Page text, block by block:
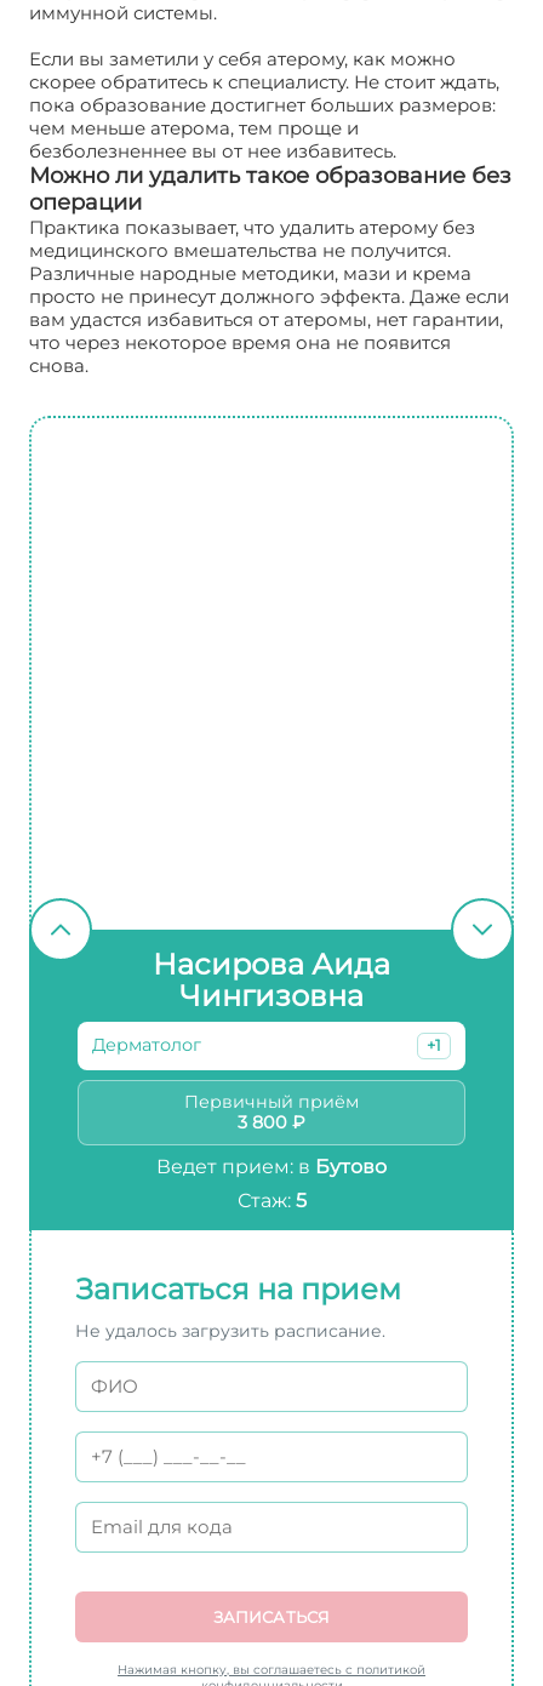
иммунной системы.
Если вы заметили у себя атерому, как можно
скорее обратитесь к специалисту. Не стоит ждать,
пока образование достигнет больших размеров:
чем меньше атерома, тем проще и
безболезненнее вы от нее избавитесь.
Можно ли удалить такое образование без
операции
Практика показывает, что удалить атерому без
медицинского вмешательства не получится.
Различные народные методики, мази и крема
просто не принесут должного эффекта. Даже если
вам удастся избавиться от атеромы, нет гарантии,
что через некоторое время она не появится
снова.
Насирова Аида
Чингизовна
Дерматолог +1
Первичный приём
3 800 ₽
Ведет прием: в Бутово
Стаж: 5
Записаться на прием
Не удалось загрузить расписание.
ЗАПИСАТЬСЯ
Нажимая кнопку, вы соглашаетесь с политикой